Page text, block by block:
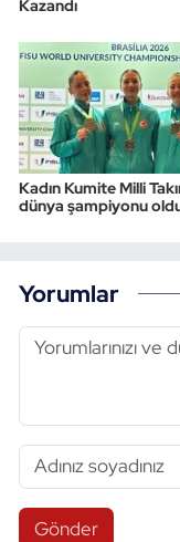
Kazandı
Kadın Kumite Milli
dünya şampiyonu
Yorumlar
Gönder